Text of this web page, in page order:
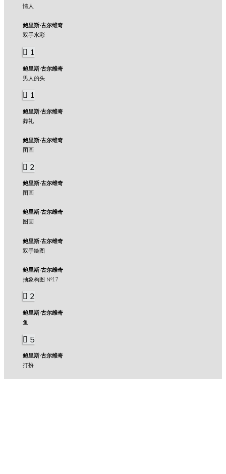
情人
鲍里斯·古尔维奇
双手水彩
1
鲍里斯·古尔维奇
男人的头
1
鲍里斯·古尔维奇
葬礼
鲍里斯·古尔维奇
图画
2
鲍里斯·古尔维奇
图画
鲍里斯·古尔维奇
图画
鲍里斯·古尔维奇
双手绘图
鲍里斯·古尔维奇
抽象构图 №17
2
鲍里斯·古尔维奇
鱼
5
鲍里斯·古尔维奇
打扮